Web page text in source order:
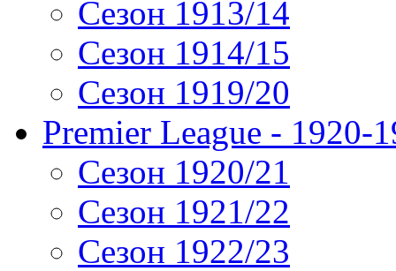
Сезон 1913/14
Сезон 1914/15
Сезон 1919/20
Premier League - 1920-
Сезон 1920/21
Сезон 1921/22
Сезон 1922/23